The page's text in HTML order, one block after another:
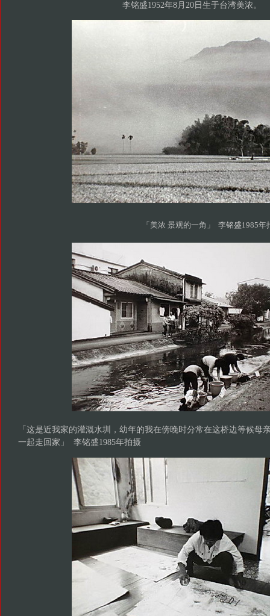
李铭盛1952年8月20日生于台湾美浓。
「美浓 景观的一角」 李铭盛1985年
「这是近我家的灌溉水圳，幼年的我在傍晚时分常在这桥边等候母
一起走回家」 李铭盛1985年拍摄